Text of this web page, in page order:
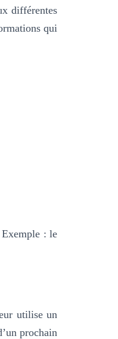
différentes
qui
Exemple : le
utilise un
prochain